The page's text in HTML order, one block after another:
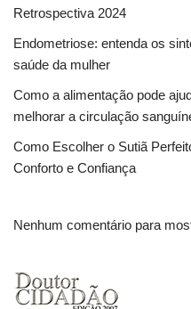
Retrospectiva 2024
Endometriose: entenda os
saúde da mulher
Como a alimentação pode
melhorar a circulação
Como Escolher o Sutiã
Conforto e Confiança
Nenhum comentário para